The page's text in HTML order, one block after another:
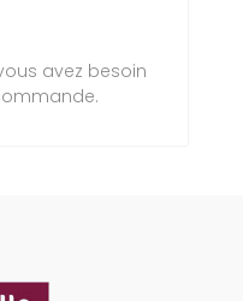
avez besoin